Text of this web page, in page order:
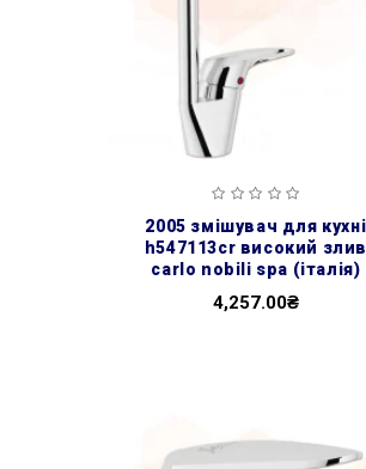
2005 змішувач для кухні
h547113cr високий злив
carlo nobili spa (італія)
4,257.00₴